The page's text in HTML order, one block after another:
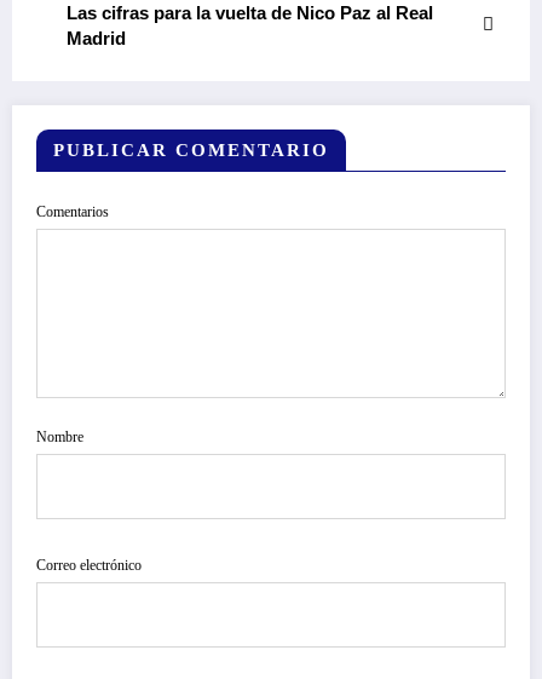
Las cifras para la vuelta de Nico Paz al Real
Madrid
PUBLICAR COMENTARIO
Comentarios
Nombre
Correo electrónico